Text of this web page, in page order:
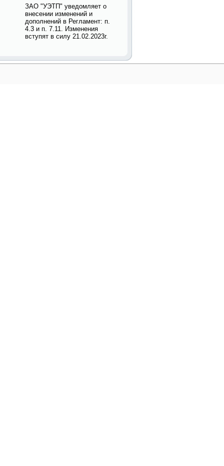
ЗАО "УЭТП" уведомляет о
внесении изменений и
дополнений в Регламент: п.
4.3 и п. 7.11. Изменения
вступят в силу 21.02.2023г.